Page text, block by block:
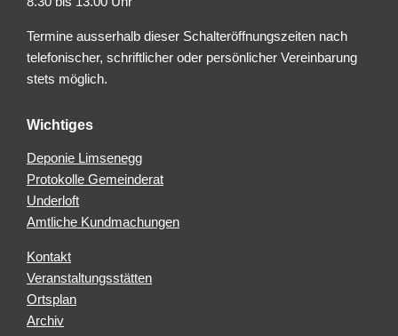
Termine ausserhalb dieser Schalteröffnungszeiten nach
telefonischer, schriftlicher oder persönlicher Vereinbarung
stets möglich.
Wichtiges
Deponie Limsenegg
Protokolle Gemeinderat
Underloft
Amtliche Kundmachungen
Kontakt
Veranstaltungsstätten
Ortsplan
Archiv